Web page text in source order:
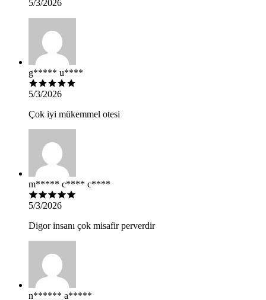
5/3/2026
g***** u****
5/3/2026
Çok iyi mükemmel otesi
m***** c**** c****
5/3/2026
Digor insanı çok misafir perverdir
n****** a*****